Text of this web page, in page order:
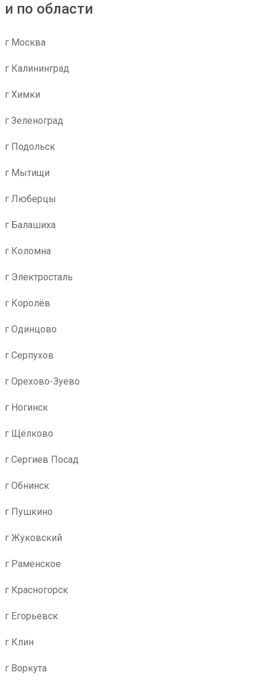
и по области
г Москва
г Калининград
г Химки
г Зеленоград
г Подольск
г Мытищи
г Люберцы
г Балашиха
г Коломна
г Электросталь
г Королёв
г Одинцово
г Серпухов
г Орехово-Зуево
г Ногинск
г Щёлково
г Сергиев Посад
г Обнинск
г Пушкино
г Жуковский
г Раменское
г Красногорск
г Егорьевск
г Клин
г Воркута